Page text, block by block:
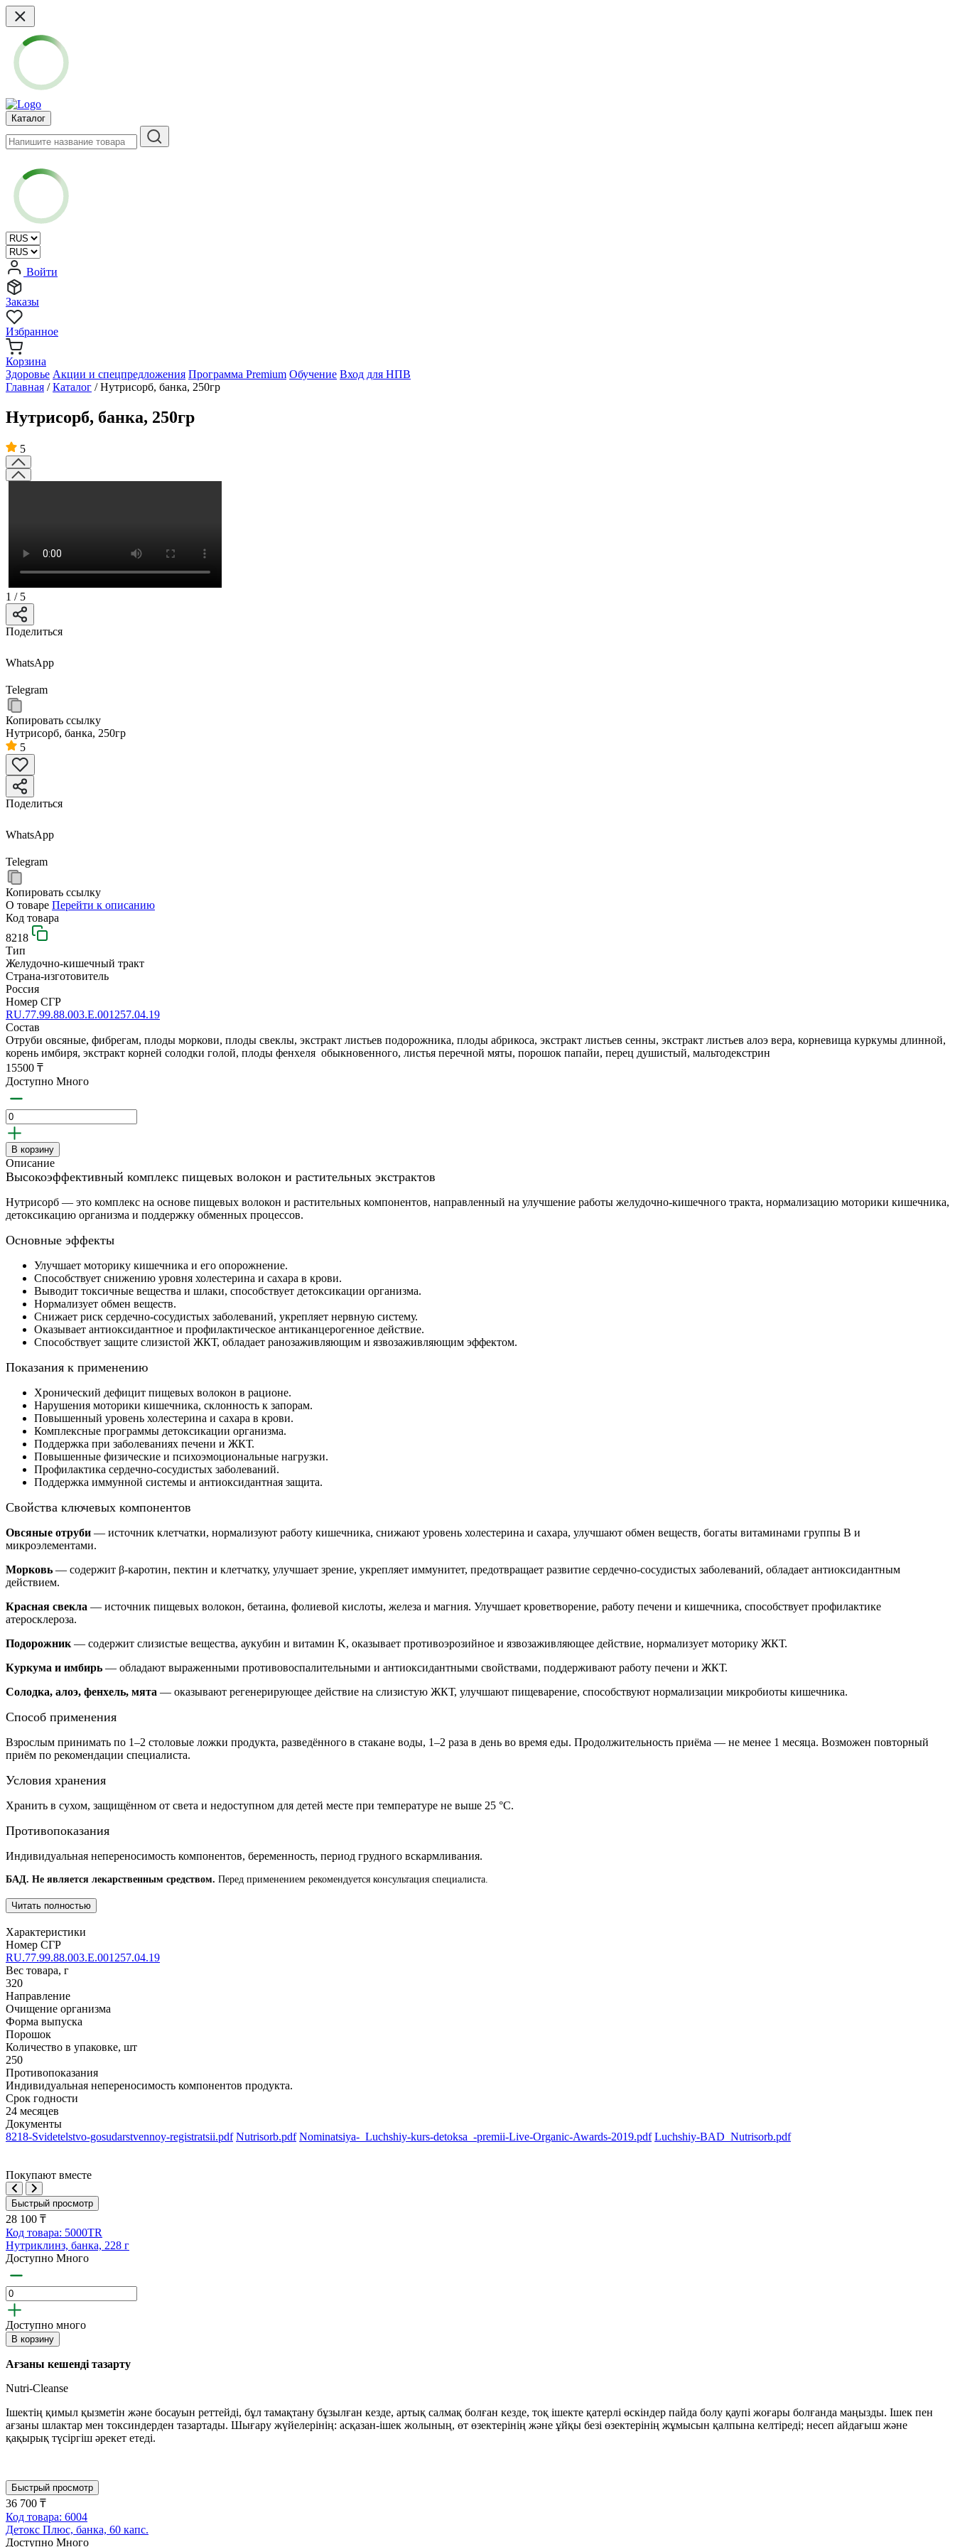
Каталог
Войти
Заказы
Избранное
Корзина
Здоровье Акции и спецпредложения Программа Premium Обучение Вход для НПВ
Главная / Каталог / Нутрисорб, банка, 250гр
Нутрисорб, банка, 250гр
5
1 / 5
Поделиться
WhatsApp
Telegram
Копировать ссылку
Нутрисорб, банка, 250гр
5
Поделиться
WhatsApp
Telegram
Копировать ссылку
О товаре Перейти к описанию
Код товара
8218
Тип
Желудочно-кишечный тракт
Страна-изготовитель
Россия
Номер СГР
RU.77.99.88.003.E.001257.04.19
Состав
Отруби овсяные, фибрегам, плоды моркови, плоды свеклы, экстракт листьев подорожника, плоды абрикоса, экстракт листьев сенны, экстракт листьев алоэ вера, корневища куркумы длинной,
корень имбиря, экстракт корней солодки голой, плоды фенхеля обыкновенного, листья перечной мяты, порошок папайи, перец душистый, мальтодекстрин
15500 ₸
Доступно Много
В корзину
Описание
Высокоэффективный комплекс пищевых волокон и растительных экстрактов
Нутрисорб — это комплекс на основе пищевых волокон и растительных компонентов, направленный на улучшение работы желудочно-кишечного тракта, нормализацию моторики кишечника,
детоксикацию организма и поддержку обменных процессов.
Основные эффекты
Улучшает моторику кишечника и его опорожнение.
Способствует снижению уровня холестерина и сахара в крови.
Выводит токсичные вещества и шлаки, способствует детоксикации организма.
Нормализует обмен веществ.
Снижает риск сердечно-сосудистых заболеваний, укрепляет нервную систему.
Оказывает антиоксидантное и профилактическое антиканцерогенное действие.
Способствует защите слизистой ЖКТ, обладает ранозаживляющим и язвозаживляющим эффектом.
Показания к применению
Хронический дефицит пищевых волокон в рационе.
Нарушения моторики кишечника, склонность к запорам.
Повышенный уровень холестерина и сахара в крови.
Комплексные программы детоксикации организма.
Поддержка при заболеваниях печени и ЖКТ.
Повышенные физические и психоэмоциональные нагрузки.
Профилактика сердечно-сосудистых заболеваний.
Поддержка иммунной системы и антиоксидантная защита.
Свойства ключевых компонентов
Овсяные отруби — источник клетчатки, нормализуют работу кишечника, снижают уровень холестерина и сахара, улучшают обмен веществ, богаты витаминами группы B и
микроэлементами.
Морковь — содержит β-каротин, пектин и клетчатку, улучшает зрение, укрепляет иммунитет, предотвращает развитие сердечно-сосудистых заболеваний, обладает антиоксидантным
действием.
Красная свекла — источник пищевых волокон, бетаина, фолиевой кислоты, железа и магния. Улучшает кроветворение, работу печени и кишечника, способствует профилактике
атеросклероза.
Подорожник — содержит слизистые вещества, аукубин и витамин K, оказывает противоэрозийное и язвозаживляющее действие, нормализует моторику ЖКТ.
Куркума и имбирь — обладают выраженными противовоспалительными и антиоксидантными свойствами, поддерживают работу печени и ЖКТ.
Солодка, алоэ, фенхель, мята — оказывают регенерирующее действие на слизистую ЖКТ, улучшают пищеварение, способствуют нормализации микробиоты кишечника.
Способ применения
Взрослым принимать по 1–2 столовые ложки продукта, разведённого в стакане воды, 1–2 раза в день во время еды. Продолжительность приёма — не менее 1 месяца. Возможен повторный
приём по рекомендации специалиста.
Условия хранения
Хранить в сухом, защищённом от света и недоступном для детей месте при температуре не выше 25 °C.
Противопоказания
Индивидуальная непереносимость компонентов, беременность, период грудного вскармливания.
БАД. Не является лекарственным средством. Перед применением рекомендуется консультация специалиста.
Читать полностью
Характеристики
Номер СГР
RU.77.99.88.003.E.001257.04.19
Вес товара, г
320
Направление
Очищение организма
Форма выпуска
Порошок
Количество в упаковке, шт
250
Противопоказания
Индивидуальная непереносимость компонентов продукта.
Срок годности
24 месяцев
Документы
8218-Svidetelstvo-gosudarstvennoy-registratsii.pdf Nutrisorb.pdf Nominatsiya-_Luchshiy-kurs-detoksa_-premii-Live-Organic-Awards-2019.pdf Luchshiy-BAD_Nutrisorb.pdf
Покупают вместе
Быстрый просмотр
28 100 ₸
Код товара: 5000TR
Нутриклинз, банка, 228 г
Доступно Много
Доступно много
В корзину
Ағзаны кешенді тазарту
Nutri-Cleanse
Ішектің қимыл қызметін және босауын реттейді, бұл тамақтану бұзылған кезде, артық салмақ болған кезде, тоқ ішекте қатерлі өскіндер пайда болу қаупі жоғары болғанда маңызды. Ішек пен
ағзаны шлактар мен токсиндерден тазартады. Шығару жүйелерінің: асқазан-ішек жолының, өт өзектерінің және ұйқы безі өзектерінің жұмысын қалпына келтіреді; несеп айдағыш және
қақырық түсіргіш әрекет етеді.
Быстрый просмотр
36 700 ₸
Код товара: 6004
Детокс Плюс, банка, 60 капс.
Доступно Много